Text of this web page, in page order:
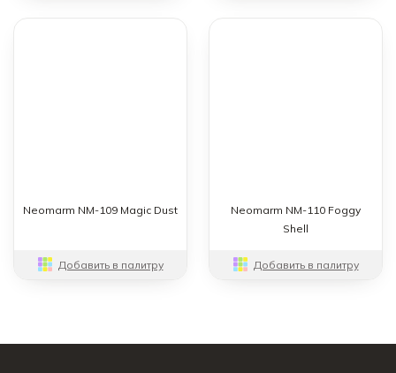
Neomarm NM-109 Magic Dust
Добавить в палитру
Neomarm NM-110 Foggy
Shell
Добавить в палитру